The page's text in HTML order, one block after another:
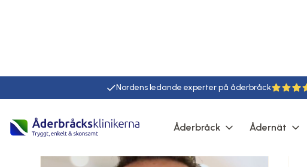
Nordens ledande experter på åderbråck
Åderbråck Ådernät